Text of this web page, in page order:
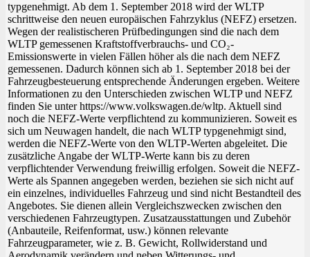
typgenehmigt. Ab dem 1. September 2018 wird der WLTP
schrittweise den neuen europäischen Fahrzyklus (NEFZ) ersetzen.
Wegen der realistischeren Prüfbedingungen sind die nach dem
WLTP gemessenen Kraftstoffverbrauchs- und CO₂-
Emissionswerte in vielen Fällen höher als die nach dem NEFZ
gemessenen. Dadurch können sich ab 1. September 2018 bei der
Fahrzeugbesteuerung entsprechende Änderungen ergeben. Weitere
Informationen zu den Unterschieden zwischen WLTP und NEFZ
finden Sie unter https://www.volkswagen.de/wltp. Aktuell sind
noch die NEFZ-Werte verpflichtend zu kommunizieren. Soweit es
sich um Neuwagen handelt, die nach WLTP typgenehmigt sind,
werden die NEFZ-Werte von den WLTP-Werten abgeleitet. Die
zusätzliche Angabe der WLTP-Werte kann bis zu deren
verpflichtender Verwendung freiwillig erfolgen. Soweit die NEFZ-
Werte als Spannen angegeben werden, beziehen sie sich nicht auf
ein einzelnes, individuelles Fahrzeug und sind nicht Bestandteil des
Angebotes. Sie dienen allein Vergleichszwecken zwischen den
verschiedenen Fahrzeugtypen. Zusatzausstattungen und Zubehör
(Anbauteile, Reifenformat, usw.) können relevante
Fahrzeugparameter, wie z. B. Gewicht, Rollwiderstand und